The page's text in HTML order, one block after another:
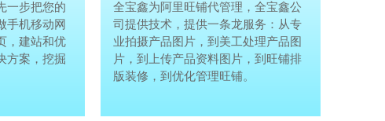
售与推
用香港
贸易
客户完
一步把您的
手机移动网
，建站和优
方案，挖掘
移动互联网的时代，抢先一步把您的
生意做到手机上，单独做手机移动网
站、设计个性化移动网页，建站和优
化等一体化移动营销解决方案，挖掘
亿万手机用户商机。
全宝鑫为阿里旺铺代管理，全宝鑫公
司提供技术，提供一条龙服务：从专
业拍摄产品图片，到美工处理产品图
片，到上传产品资料图片，到旺铺排
版装修，到优化管理旺铺。